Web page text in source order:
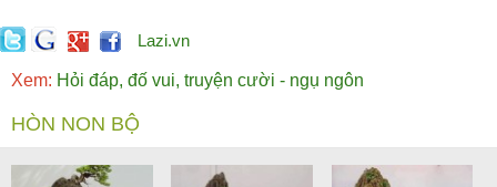
Lazi.vn
Xem: Hỏi đáp, đố vui, truyện cười - ngụ ngôn
HÒN NON BỘ